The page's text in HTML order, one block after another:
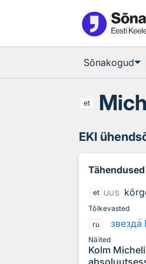
Sõnakogud
et
EKI
Tähendused
et UUS
Tõlkevasted
ru
звезда
Näited
Kolm